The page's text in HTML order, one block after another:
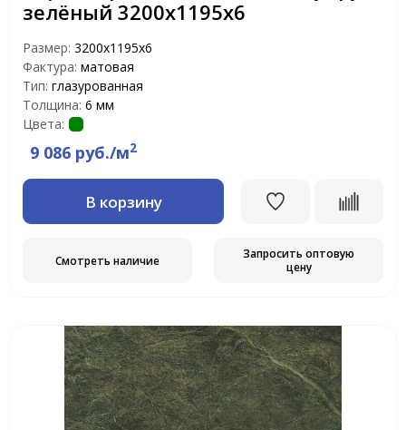
зелёный 3200х1195х6
Размер: 3200х1195х6
Фактура: матовая
Тип: глазурованная
Толщина: 6 мм
Цвета:
9 086 руб./м2
В корзину
Смотреть наличие
Запросить оптовую
цену